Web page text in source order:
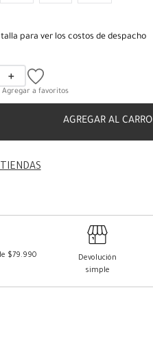
para ver los costos de despacho
＋
AGREGAR AL CARRO
$79.990
Devolución
simple